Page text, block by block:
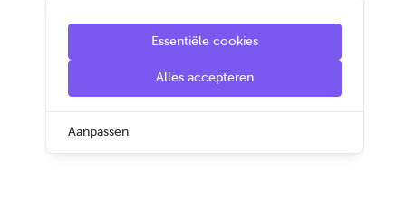
Essentiële cookies
Alles accepteren
Aanpassen